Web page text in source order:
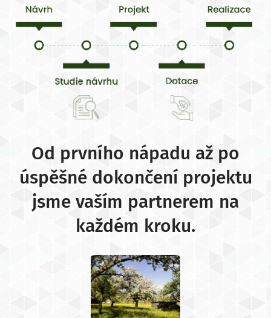
Od prvního nápadu až po
úspěšné dokončení projektu
jsme vaším partnerem na
každém kroku.